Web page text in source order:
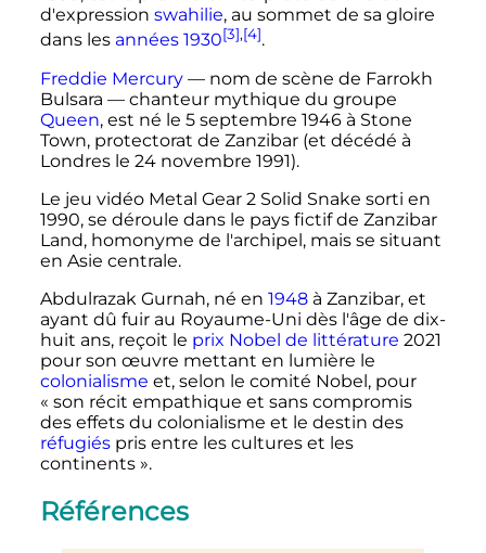
d'expression swahilie, au sommet de sa gloire
dans les années 1930[3],[4].
Freddie Mercury— nom de scène de Farrokh
Bulsara — chanteur mythique du groupe
Queen, est né le 5 septembre 1946à Stone
Town, protectorat de Zanzibar (et décédé à
Londres le 24 novembre 1991).
Le jeu vidéo Metal Gear 2 Solid Snake sorti en
1990, se déroule dans le pays fictif de Zanzibar
Land, homonyme de l'archipel, mais se situant
en Asie centrale.
Abdulrazak Gurnah, né en 1948à Zanzibar, et
ayant dû fuir au Royaume-Uni dès l'âge de dix-
huit ans, reçoit le prix Nobel de littérature 2021
pour son œuvre mettant en lumière le
colonialisme et, selon le comité Nobel, pour
« son récit empathique et sans compromis
des effets du colonialisme et le destin des
réfugiéspris entre les cultures et les
continents ».
Références